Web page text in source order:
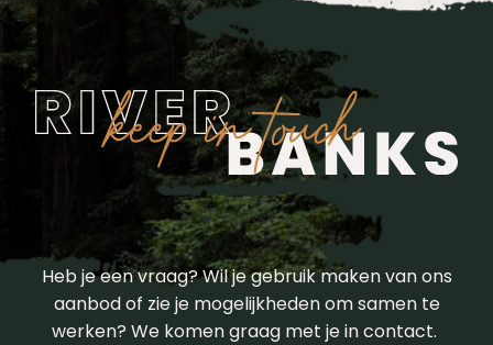
Heb je een vraag? Wil je gebruik maken van ons
aanbod of zie je mogelijkheden om samen te
werken? We komen graag met je in contact.